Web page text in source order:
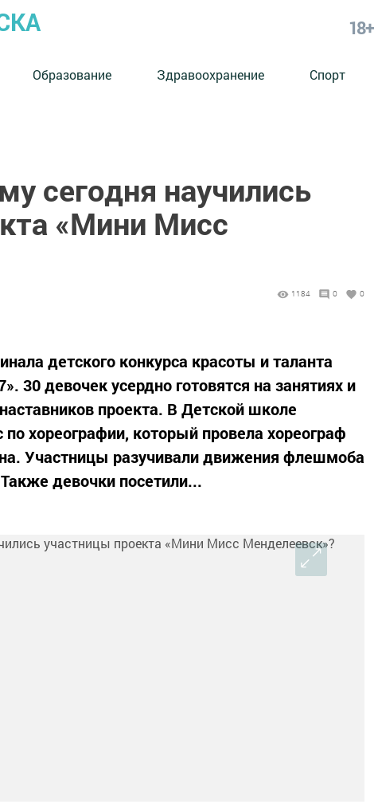
18+
Образование Здравоохранение Спорт
сегодня научились
«Мини Мисс
1184 0 0
детского конкурса красоты и таланта
30 девочек усердно готовятся на занятиях и
проекта. В Детской школе
хореографии, который провела хореограф
Участницы разучивали движения флешмоба
девочки посетили...